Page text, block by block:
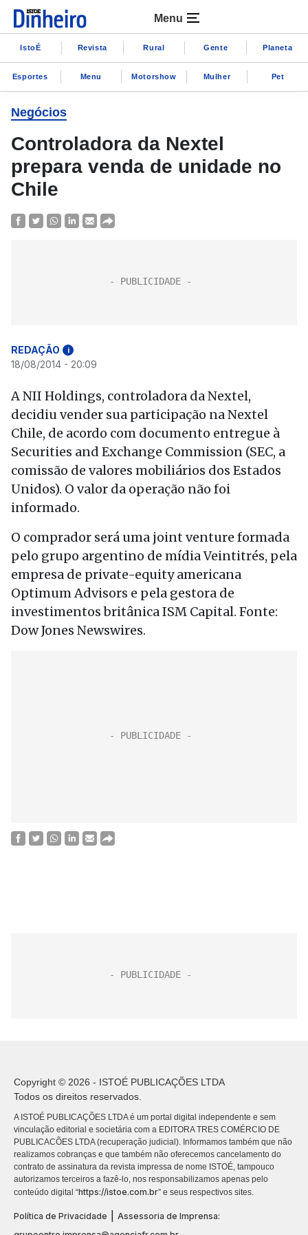
Menu
IstoÉ Revista Rural Gente Planeta
Esportes Menu Motorshow Mulher Pet
Negócios
Controladora da Nextel
prepara venda de unidade no
Chile
REDAÇÃO i
18/08/2014 - 20:09
A NII Holdings, controladora da Nextel,
decidiu vender sua participação na Nextel
Chile, de acordo com documento entregue à
Securities and Exchange Commission (SEC, a
comissão de valores mobiliários dos Estados
Unidos). O valor da operação não foi
informado.
O comprador será uma joint venture formada
pelo grupo argentino de mídia Veintitrés, pela
empresa de private-equity americana
Optimum Advisors e pela gestora de
investimentos britânica ISM Capital. Fonte:
Dow Jones Newswires.
Copyright © 2026 - ISTOÉ PUBLICAÇÕES LTDA
Todos os direitos reservados.
A ISTOÉ PUBLICAÇÕES LTDA é um portal digital independente e sem
vinculação editorial e societária com a EDITORA TRES COMÉRCIO DE
PUBLICACÕES LTDA (recuperação judicial). Informamos também que não
realizamos cobranças e que também não oferecemos cancelamento do
contrato de assinatura da revista impressa de nome ISTOÉ, tampouco
autorizamos terceiros a fazê-lo, nos responsabilizamos apenas pelo
conteúdo digital “https://istoe.com.br” e seus respectivos sites.
Política de Privacidade
Assessoria de Imprensa: